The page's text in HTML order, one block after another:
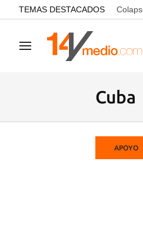
common.go-to-content
TEMAS DESTACADOS
Navegación
Cuba
APOYO